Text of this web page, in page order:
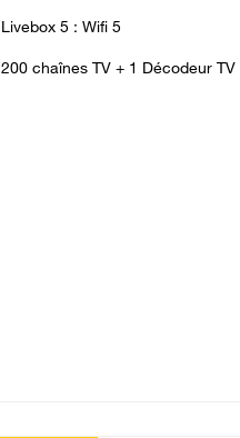
Livebox 5 : Wifi 5
200 chaînes TV + 1 Décodeur TV